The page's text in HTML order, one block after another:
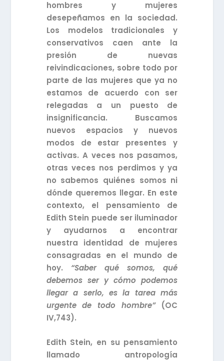
hombres y mujeres
desepeñamos en la sociedad.
Los modelos tradicionales y
conservativos caen ante la
presión de nuevas
reivindicaciones, sobre todo por
parte de las mujeres que ya no
estamos de acuerdo con ser
relegadas a un puesto de
insignificancia. Buscamos
nuevos espacios y nuevos
modos de estar presentes y
activas. A veces nos pasamos,
otras veces nos perdimos y ya
no sabemos quiénes somos ni
dónde queremos llegar. En este
contexto, el pensamiento de
Edith Stein puede ser iluminador
y ayudarnos a encontrar
nuestra identidad de mujeres
consagradas en el mundo de
hoy. “Saber qué somos, qué
debemos ser y cómo podemos
llegar a serlo, es la tarea más
urgente de todo hombre” (OC
IV,743).
Edith Stein, en su pensamiento
llamado antropología